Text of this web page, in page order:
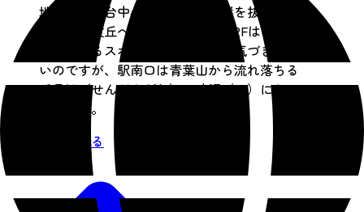
地下鉄は仙台中心部の河岸段丘崖を抜け、川
内の下町段丘へ。国際センター駅2Fはそれを
一望できるスポットです。あまり気づきにく
いのですが、駅南口は青葉山から流れ落ちる
千貫沢（せんがんざわ）の暗渠（１）になっ
ています。
詳細を見る